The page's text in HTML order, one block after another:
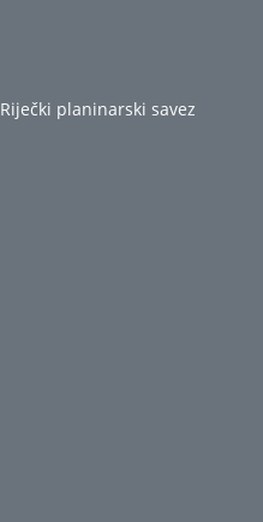
Riječki planinarski savez